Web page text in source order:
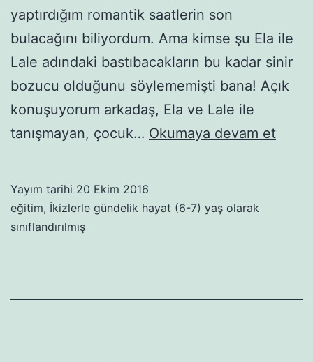
yaptırdığım romantik saatlerin son
bulacağını biliyordum. Ama kimse şu Ela ile
Lale adındaki bastıbacakların bu kadar sinir
bozucu olduğunu söylememişti bana! Açık
konuşuyorum arkadaş, Ela ve Lale ile
tanışmayan, çocuk… Okumaya devam etEla
Yayım tarihi 20 Ekim 2016
eğitim, İkizlerle gündelik hayat (6-7) yaş olarak
sınıflandırılmış